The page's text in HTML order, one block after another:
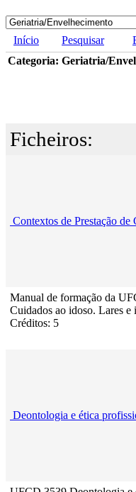
Início Pesquisar
Categoria: Geriatria/
Ficheiros:
Contextos de Prestação
Manual de formação da
Cuidados ao idoso. Lares e
Créditos: 5
Deontologia e ética